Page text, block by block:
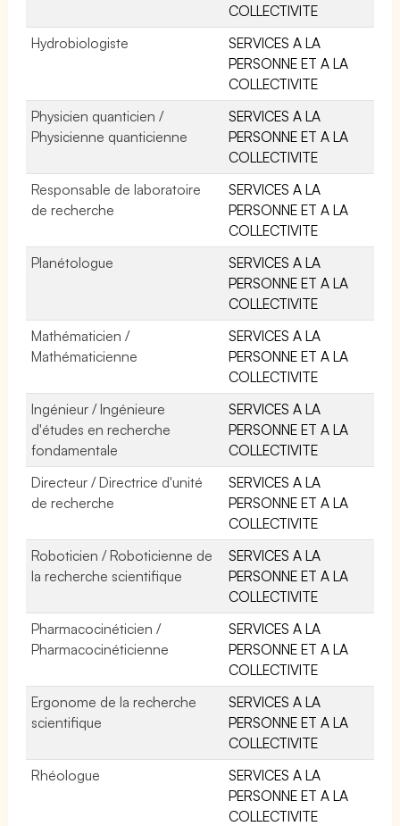
COLLECTIVITE
Hydrobiologiste
SERVICES A LA
PERSONNE ET A LA
COLLECTIVITE
Physicien quanticien /
Physicienne quanticienne
SERVICES A LA
PERSONNE ET A LA
COLLECTIVITE
Responsable de laboratoire
de recherche
SERVICES A LA
PERSONNE ET A LA
COLLECTIVITE
Planétologue
SERVICES A LA
PERSONNE ET A LA
COLLECTIVITE
Mathématicien /
Mathématicienne
SERVICES A LA
PERSONNE ET A LA
COLLECTIVITE
Ingénieur / Ingénieure
d'études en recherche
fondamentale
SERVICES A LA
PERSONNE ET A LA
COLLECTIVITE
Directeur / Directrice d'unité
de recherche
SERVICES A LA
PERSONNE ET A LA
COLLECTIVITE
Roboticien / Roboticienne de
la recherche scientifique
SERVICES A LA
PERSONNE ET A LA
COLLECTIVITE
Pharmacocinéticien /
Pharmacocinéticienne
SERVICES A LA
PERSONNE ET A LA
COLLECTIVITE
Ergonome de la recherche
scientifique
SERVICES A LA
PERSONNE ET A LA
COLLECTIVITE
Rhéologue
SERVICES A LA
PERSONNE ET A LA
COLLECTIVITE